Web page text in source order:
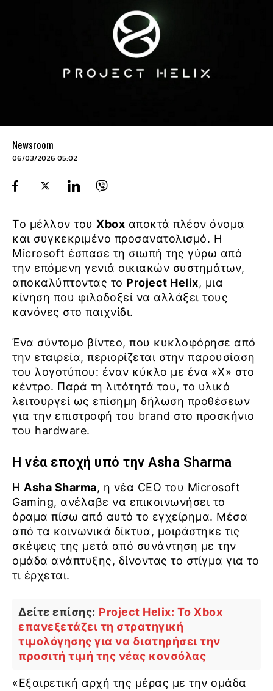
Newsroom
06/03/2026 05:02
Το μέλλον του Xbox αποκτά πλέον όνομα
και συγκεκριμένο προσανατολισμό. Η
Microsoft έσπασε τη σιωπή της γύρω από
την επόμενη γενιά οικιακών συστημάτων,
αποκαλύπτοντας το Project Helix, μια
κίνηση που φιλοδοξεί να αλλάξει τους
κανόνες στο παιχνίδι.
Ένα σύντομο βίντεο, που κυκλοφόρησε από
την εταιρεία, περιορίζεται στην παρουσίαση
του λογοτύπου: έναν κύκλο με ένα «Χ» στο
κέντρο. Παρά τη λιτότητά του, το υλικό
λειτουργεί ως επίσημη δήλωση προθέσεων
για την επιστροφή του brand στο προσκήνιο
του hardware.
Η νέα εποχή υπό την Asha Sharma
Η Asha Sharma, η νέα CEO του Microsoft
Gaming, ανέλαβε να επικοινωνήσει το
όραμα πίσω από αυτό το εγχείρημα. Μέσα
από τα κοινωνικά δίκτυα, μοιράστηκε τις
σκέψεις της μετά από συνάντηση με την
ομάδα ανάπτυξης, δίνοντας το στίγμα για το
τι έρχεται.
Δείτε επίσης: Project Helix: Το Xbox
επανεξετάζει τη στρατηγική
τιμολόγησης για να διατηρήσει την
προσιτή τιμή της νέας κονσόλας
«Εξαιρετική αρχή της μέρας με την ομάδα